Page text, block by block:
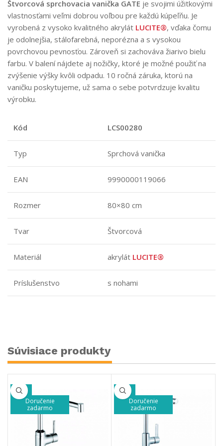
Štvorcová sprchovacia vanička GATE je svojimi úžitkovými
vlastnosťami veľmi dobrou voľbou pre každú kúpeľňu. Je
vyrobená z vysoko kvalitného akrylát LUCITE®, vďaka čomu
je odolnejšia, stálofarebná, neporézna a s vysokou
povrchovou pevnosťou. Zároveň si zachováva žiarivo bielu
farbu. V balení nájdete aj nožičky, ktoré je možné použiť na
zvýšenie výšky kvôli odpadu. 10 ročná záruka, ktorú na
vaničku poskytujeme, už sama o sebe potvrdzuje kvalitu
výrobku.
Kód LCS00280
Typ Sprchová vanička
EAN 9990000119066
Rozmer 80×80 cm
Tvar Štvorcová
Materiál akrylát LUCITE®
Príslušenstvo s nohami
Súvisiace produkty
-2%
Doručenie
zadarmo
-2%
Doručenie
zadarmo